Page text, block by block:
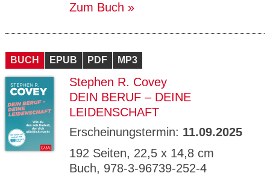
Zum Buch
BUCH EPUB PDF MP3
Stephen R. Covey
DEIN BERUF – DEINE
LEIDENSCHAFT
Erscheinungstermin: 11.09.2025
192 Seiten, 22,5 x 14,8 cm
Buch, 978-3-96739-252-4